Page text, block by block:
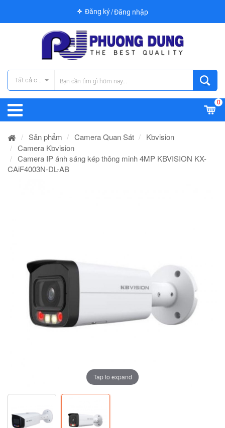
Đăng ký Đăng nhập
Tất cả các danh mục
0
Sản phẩm Camera Quan Sát
Kbvision
Camera Kbvision
Camera IP ánh sáng kép thông minh 4MP KBVISION KX-
CAiF4003N-DL-AB
Tap to expand
Tap to expand